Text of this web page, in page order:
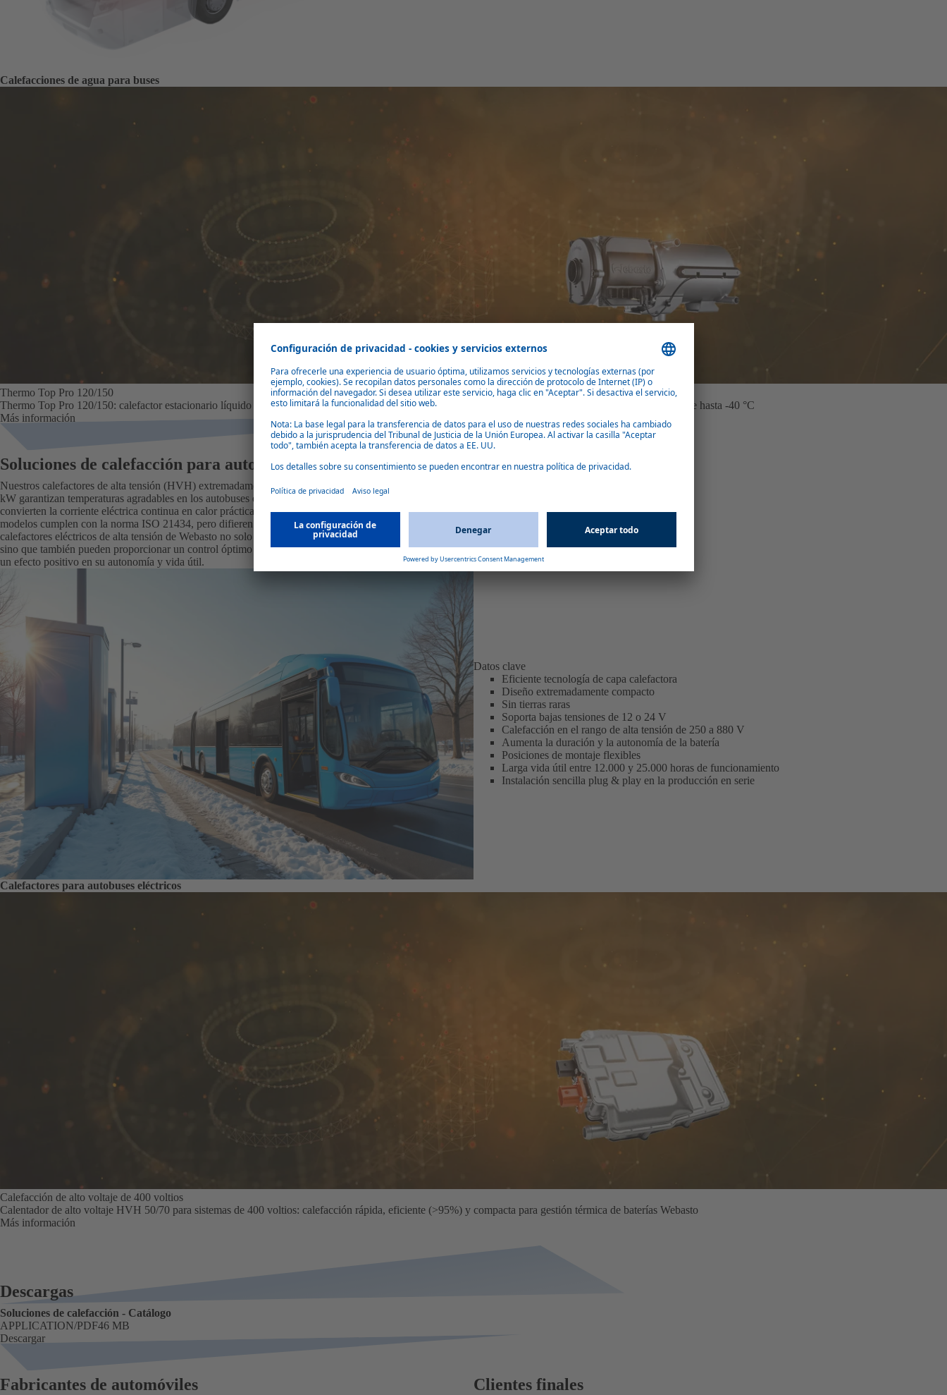
Calefacciones de agua para buses
Thermo Top Pro 120/150
Thermo Top Pro 120/150: calefactor estacionario líquido Webasto 12–15 kW, 12/24V, compatible HVO/GTL, para maquinaria, autobuses y camiones, fiable hasta -40 °C
Más información
Soluciones de calefacción para autobuses eléctricos
Nuestros calefactores de alta tensión (HVH) extremadamente eficientes con potencias caloríficas de entre 5 y 12
kW garantizan temperaturas agradables en los autobuses eléctricos. Los dispositivos que ahorran espacio
convierten la corriente eléctrica continua en calor prácticamente sin pérdidas (más del 95 por ciento). Todos los
modelos cumplen con la norma ISO 21434, pero difieren en términos de voltaje e interfaces de comunicación. Los
calefactores eléctricos de alta tensión de Webasto no solo calientan los compartimentos delantero y de pasajeros,
sino que también pueden proporcionar un control óptimo de la temperatura de las baterías de tracción. Esto tiene
un efecto positivo en su autonomía y vida útil.
Datos clave
Eficiente tecnología de capa calefactora
Diseño extremadamente compacto
Sin tierras raras
Soporta bajas tensiones de 12 o 24 V
Calefacción en el rango de alta tensión de 250 a 880 V
Aumenta la duración y la autonomía de la batería
Posiciones de montaje flexibles
Larga vida útil entre 12.000 y 25.000 horas de funcionamiento
Instalación sencilla plug & play en la producción en serie
Calefactores para autobuses eléctricos
Calefacción de alto voltaje de 400 voltios
Calentador de alto voltaje HVH 50/70 para sistemas de 400 voltios: calefacción rápida, eficiente (>95%) y compacta para gestión térmica de baterías Webasto
Más información
Descargas
Soluciones de calefacción - Catálogo
Tamaño
46 MB
FORMATO
APPLICATION/PDF
Descargar
Fabricantes de automóviles Clientes finales